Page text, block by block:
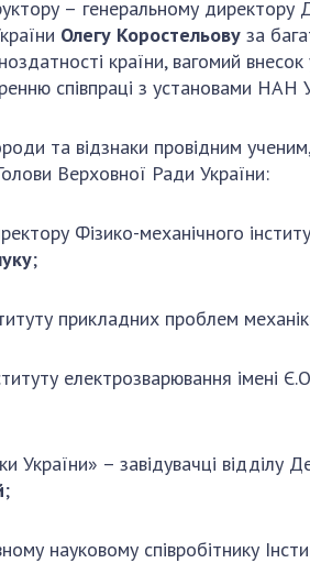
склад
фонд
Бориса Патона
розвитку
наук
наук
Установи
Президії
та комісії
Наукові
України
– генеральному
Олегу Коростельову за
країни, вагомий
співпраці з установами НАН
та відзнаки провідним
Верховної Ради України:
Фізико-механічного
;
прикладних проблем
електрозварювання
України» – завідувачці
;
науковому співробітнику